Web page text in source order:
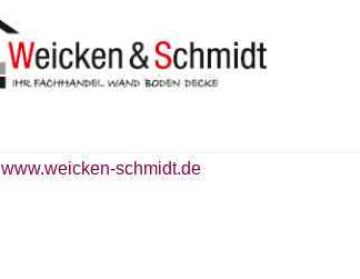
www.weicken-schmidt.de